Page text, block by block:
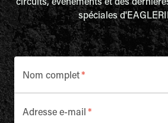
circuits, événements et des
spéciales
Nom complet*
Adresse e-mail *